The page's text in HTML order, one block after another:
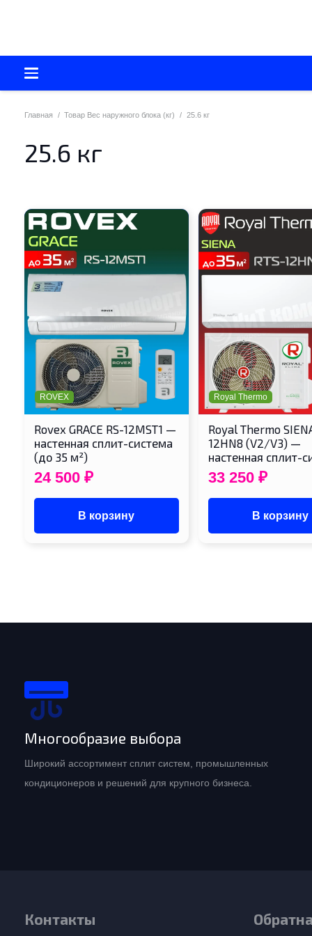
Главная / Товар Вес наружного блока (кг) / 25.6 кг
25.6 кг
ROVEX
Rovex GRACE RS-12MST1 —
настенная сплит-система
(до 35 м²)
24 500 ₽
В корзину
Royal Thermo
Royal Thermo
12HN8 (V2/V3) —
настенная сплит-
33 250 ₽
В корзину
Многообразие выбора
Широкий ассортимент сплит систем, промышленных
кондиционеров и решений для крупного бизнеса.
Контакты